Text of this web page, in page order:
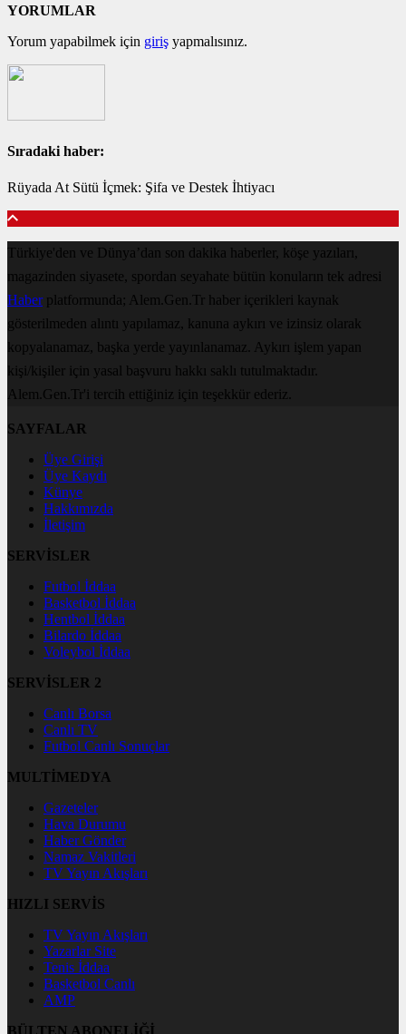
YORUMLAR
Yorum yapabilmek için giriş yapmalısınız.
Sıradaki haber:
Rüyada At Sütü İçmek: Şifa ve Destek İhtiyacı
Türkiye'den ve Dünya’dan son dakika haberler, köşe yazıları,
magazinden siyasete, spordan seyahate bütün konuların tek adresi
Haberplatformunda; Alem.Gen.Tr haber içerikleri kaynak
gösterilmeden alıntı yapılamaz, kanuna aykırı ve izinsiz olarak
kopyalanamaz, başka yerde yayınlanamaz. Aykırı işlem yapan
kişi/kişiler için yasal başvuru hakkı saklı tutulmaktadır.
Alem.Gen.Tr'i tercih ettiğiniz için teşekkür ederiz.
SAYFALAR
Üye Girişi
Üye Kaydı
Künye
Hakkımızda
İletişim
SERVİSLER
Futbol İddaa
Basketbol İddaa
Hentbol İddaa
Bilardo İddaa
Voleybol İddaa
SERVİSLER 2
Canlı Borsa
Canlı TV
Futbol Canlı Sonuçlar
MULTİMEDYA
Gazeteler
Hava Durumu
Haber Gönder
Namaz Vakitleri
TV Yayın Akışları
HIZLI SERVİS
TV Yayın Akışları
Yazarlar Site
Tenis İddaa
Basketbol Canlı
AMP
BÜLTEN ABONELİĞİ